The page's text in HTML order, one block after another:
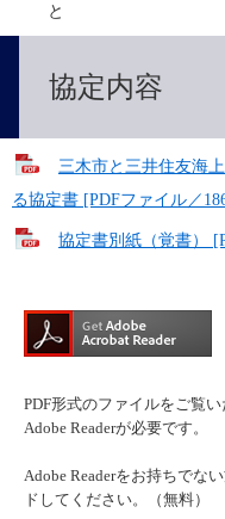
と
協定内容
三木市と三井住友海
る協定書 [PDFファイル／
協定書別紙（覚書）
PDF形式のファイルをご覧
Adobe Readerが必要です。
Adobe Readerをお持ちでな
ドしてください。（無料）